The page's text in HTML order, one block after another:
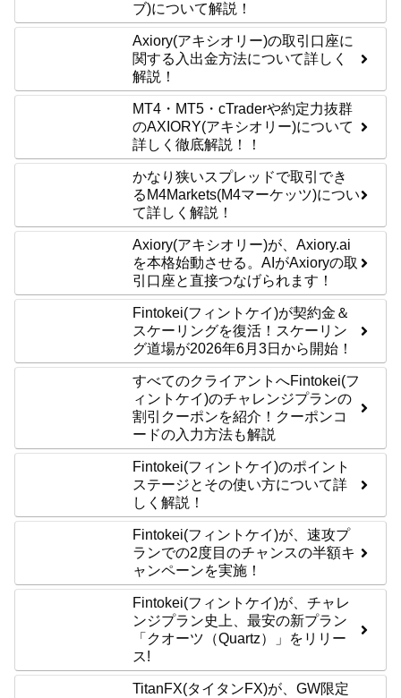
ブ)について解説！
Axiory(アキシオリー)の取引口座に
関する入出金方法について詳しく
解説！
MT4・MT5・cTraderや約定力抜群
のAXIORY(アキシオリー)について
詳しく徹底解説！！
かなり狭いスプレッドで取引でき
るM4Markets(M4マーケッツ)につい
て詳しく解説！
Axiory(アキシオリー)が、Axiory.ai
を本格始動させる。AIがAxioryの取
引口座と直接つなげられます！
Fintokei(フィントケイ)が契約金＆
スケーリングを復活！スケーリン
グ道場が2026年6月3日から開始！
すべてのクライアントへFintokei(フ
ィントケイ)のチャレンジプランの
割引クーポンを紹介！クーポンコ
ードの入力方法も解説
Fintokei(フィントケイ)のポイント
ステージとその使い方について詳
しく解説！
Fintokei(フィントケイ)が、速攻プ
ランでの2度目のチャンスの半額キ
ャンペーンを実施！
Fintokei(フィントケイ)が、チャレ
ンジプラン史上、最安の新プラン
「クオーツ（Quartz）」をリリー
ス!
TitanFX(タイタンFX)が、GW限定